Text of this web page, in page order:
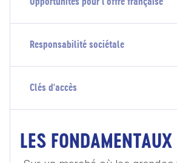
Responsabilité sociétale
Clés d'accès
LES FONDAMENTAUX